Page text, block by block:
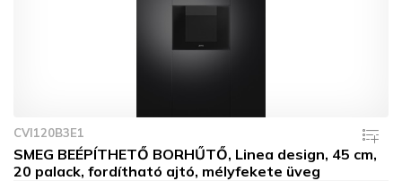
CVI120B3E1
SMEG BEÉPÍTHETŐ BORHŰTŐ, Linea design, 45 cm,
20 palack, fordítható ajtó, mélyfekete üveg